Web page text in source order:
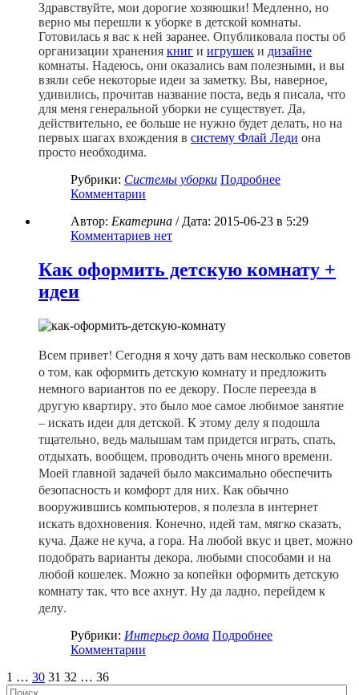
Здравствуйте, мои дорогие хозяюшки! Медленно, но
верно мы перешли к уборке в детской комнаты.
Готовилась я вас к ней заранее. Опубликовала посты об
организации хранения книг и игрушек и дизайне
комнаты. Надеюсь, они оказались вам полезными, и вы
взяли себе некоторые идеи за заметку. Вы, наверное,
удивились, прочитав название поста, ведь я писала, что
для меня генеральной уборки не существует. Да,
действительно, ее больше не нужно будет делать, но на
первых шагах вхождения в систему Флай Леди она
просто необходима.
Рубрики: Системы уборки Подробнее
Комментарии
Автор: Екатерина / Дата: 2015-06-23 в 5:29
Комментариев нет
Как оформить детскую комнату +
идеи
Всем привет! Сегодня я хочу дать вам несколько советов
о том, как оформить детскую комнату и предложить
немного вариантов по ее декору. После переезда в
другую квартиру, это было мое самое любимое занятие
– искать идеи для детской. К этому делу я подошла
тщательно, ведь малышам там придется играть, спать,
отдыхать, вообщем, проводить очень много времени.
Моей главной задачей было максимально обеспечить
безопасность и комфорт для них. Как обычно
вооружившись компьютеров, я полезла в интернет
искать вдохновения. Конечно, идей там, мягко сказать,
куча. Даже не куча, а гора. На любой вкус и цвет, можно
подобрать варианты декора, любыми способами и на
любой кошелек. Можно за копейки оформить детскую
комнату так, что все ахнут. Ну да ладно, перейдем к
делу.
Рубрики: Интерьер дома Подробнее
Комментарии
1 … 30 31 32 … 36